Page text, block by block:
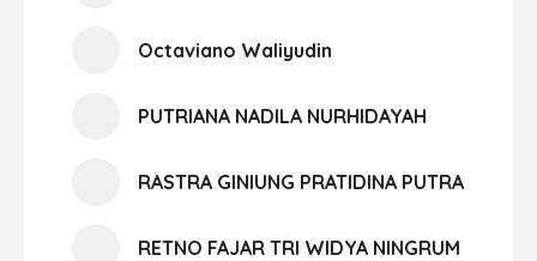
Octaviano Waliyudin
PUTRIANA NADILA NURHIDAYAH
RASTRA GINIUNG PRATIDINA PUTRA
RETNO FAJAR TRI WIDYA NINGRUM